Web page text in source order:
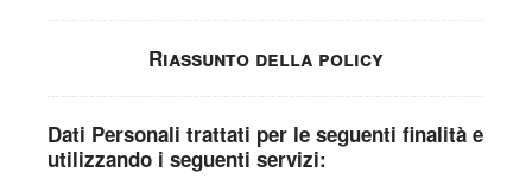
Riassunto della policy
Dati Personali trattati per le seguenti finalità e
utilizzando i seguenti servizi: